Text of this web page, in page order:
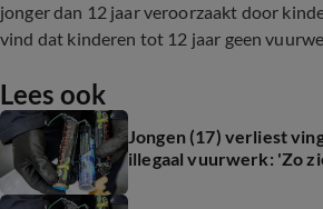
jonger dan 12 jaar veroorzaakt door
vind dat kinderen tot 12 jaar geen
Lees ook
Jongen (17) verliest
illegaal vuurwerk: 'Zo